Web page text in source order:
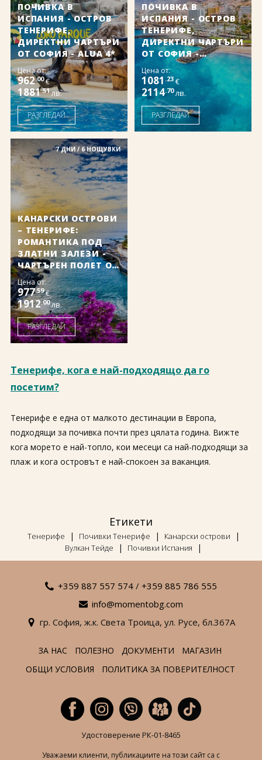
ПОЧИВКА В
ИСПАНИЯ - ОСТРОВ
ТЕНЕРИФЕ,
ДИРЕКТНИ ЧАРТЪРИ
ОТ СОФИЯ - ALUA 4*
Цена от:
962.00 €
1881.51 лв.
РАЗГЛЕДАЙ
ПОЧИВКА В
ИСПАНИЯ - ОСТРОВ
ТЕНЕРИФЕ,
ДИРЕКТНИ ЧАРТЪРИ
ОТ СОФИЯ -
ALEXANDRE HOTELS
Цена от:
1081 .23 €
2114.70 лв.
РАЗГЛЕДАЙ
7 ДНИ / 6 НОЩУВКИ
КАНАРСКИ ОСТРОВИ
– ТЕНЕРИФЕ:
РОМАНТИКА ПОД
ЗЛАТНИ ЗАЛЕЗИ -
ЧАРТЪРЕН ПОЛЕТ ОТ
СОФИЯ
Цена от:
977.59 €
1912.00 лв.
РАЗГЛЕДАЙ
Тенерифе, кога е най-подходящо да го
посетим?
Тенерифе е една от малкото дестинации в Европа,
подходящи за почивка почти през цялата година. Вижте
кога морето е най-топло, кои месеци са най-подходящи за
плаж и кога островът е най-спокоен за ваканция.
Етикети
Тенерифе | Почивки Тенерифе | Канарски острови |
Вулкан Тейде | Почивки Испания |
+359 887 557 574 / +359 885 786 555
info@momentobg.com
гр. София, ж.к. Света Троица, ул. Русе, бл.367А
ЗА НАС ПОЛЕЗНО ДОКУМЕНТИ
МАГАЗИН
ОБЩИ УСЛОВИЯ
ПОЛИТИКА ЗА ПОВЕРИТЕЛНОСТ
Удостоверение РК-01-8465
Уважаеми клиенти, публикациите на този сайт са с